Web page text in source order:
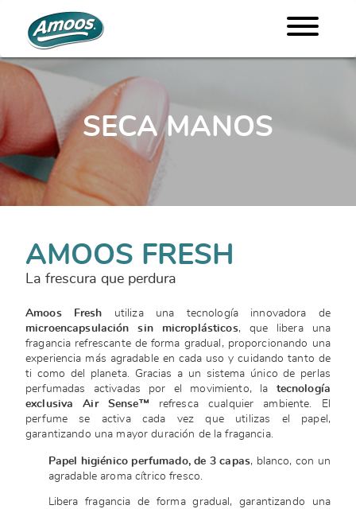
SECA MANOS
AMOOS FRESH
La frescura que perdura
Amoos Fresh utiliza una tecnología innovadora de
microencapsulación sin microplásticos, que libera una
fragancia refrescante de forma gradual, proporcionando una
experiencia más agradable en cada uso y cuidando tanto de
ti como del planeta. Gracias a un sistema único de perlas
perfumadas activadas por el movimiento, la tecnología
exclusiva Air Sense™ refresca cualquier ambiente. El
perfume se activa cada vez que utilizas el papel,
garantizando una mayor duración de la fragancia.
Papel higiénico perfumado, de 3 capas, blanco, con un
agradable aroma cítrico fresco.
Libera fragancia de forma gradual, garantizando una